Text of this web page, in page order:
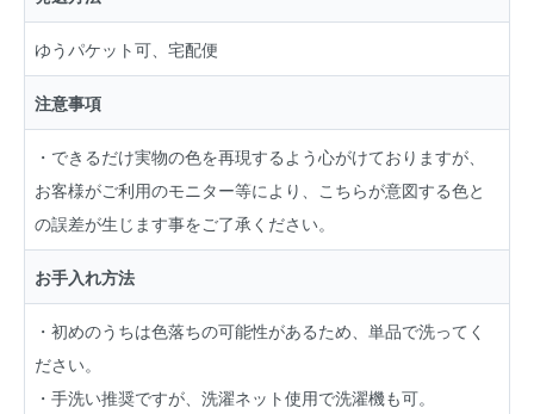
ゆうパケット可、宅配便
注意事項
・できるだけ実物の色を再現するよう心がけておりますが、
お客様がご利用のモニター等により、こちらが意図する色と
の誤差が生じます事をご了承ください。
お手入れ方法
・初めのうちは色落ちの可能性があるため、単品で洗ってく
ださい。
・手洗い推奨ですが、洗濯ネット使用で洗濯機も可。